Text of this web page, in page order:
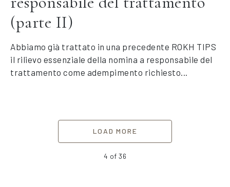
(parte II)
Abbiamo già trattato in una precedente ROKH TIPS
il rilievo essenziale della nomina a responsabile del
trattamento come adempimento richiesto...
LOAD MORE
4 of 36